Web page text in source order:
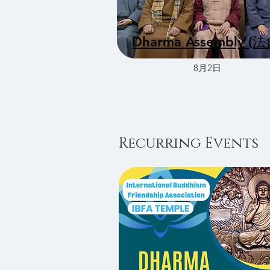
Dharma Assembly (法
8月2日
Recurring Events